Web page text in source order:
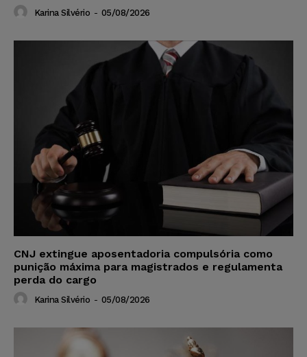
Karina Silvério - 05/08/2026
CNJ extingue aposentadoria compulsória como
punição máxima para magistrados e regulamenta
perda do cargo
Karina Silvério - 05/08/2026